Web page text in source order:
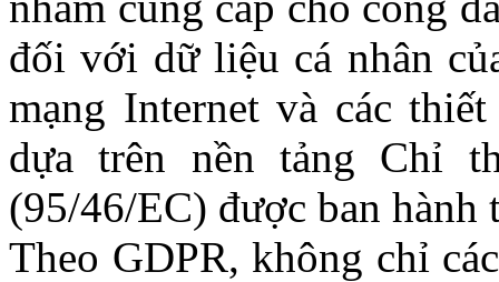
đối với dữ liệu cá nhân
mạng Internet và các
dựa trên nền tảng Chỉ
(95/46/EC) được ban hành
Theo GDPR, không chỉ